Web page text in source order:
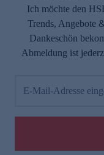
Ich möchte den
Trends, Angebote
Dankeschön
Abmeldung ist
E-Mail-Adresse